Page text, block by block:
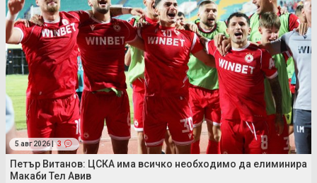
5 авг 2026 | 3
Петър Витанов: ЦСКА има всичко необходимо да елиминира
Макаби Тел Авив